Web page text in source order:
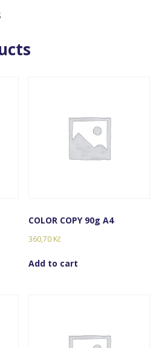
COLOR COPY 90g A4
360,70 Kč
Add to cart